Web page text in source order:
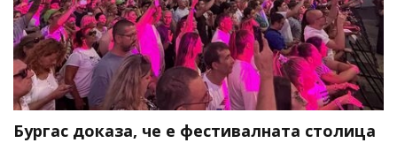
Бургас доказа, че е фестивалната столица